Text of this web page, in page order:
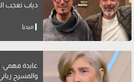
دياب تعجب
ميديا
عايدة فهمي:
والمسرح